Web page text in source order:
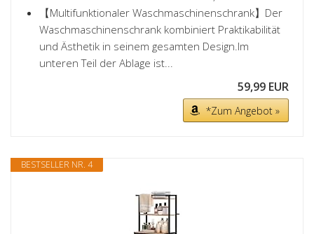
【Multifunktionaler Waschmaschinenschrank】Der
Waschmaschinenschrank kombiniert Praktikabilität
und Ästhetik in seinem gesamten Design.Im
unteren Teil der Ablage ist...
59,99 EUR
*Zum Angebot »
BESTSELLER NR. 4